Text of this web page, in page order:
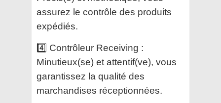
assurez le contrôle des produits
expédiés.
4️⃣ Contrôleur Receiving :
Minutieux(se) et attentif(ve), vous
garantissez la qualité des
marchandises réceptionnées.